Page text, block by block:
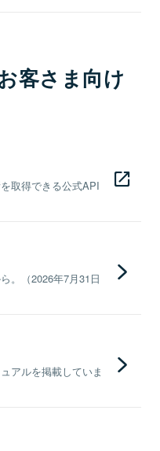
客さま向け
取得できる公式API
。（2026年7月31日
アルを掲載していま